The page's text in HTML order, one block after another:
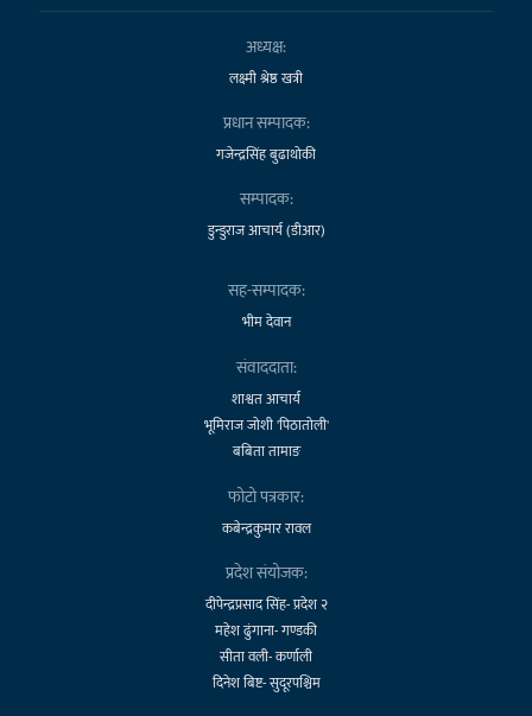
अध्यक्ष:
लक्ष्मी श्रेष्ठ खत्री
प्रधान सम्पादक:
गजेन्द्रसिंह बुढाथोकी
सम्पादक:
डुन्डुराज आचार्य (डीआर)
सह-सम्पादक:
भीम देवान
संवाददाता:
शाश्वत आचार्य
भूमिराज जोशी 'पिठातोली'
बबिता तामाङ
फोटो पत्रकार:
कबेन्द्रकुमार रावल
प्रदेश संयोजक:
दीपेन्द्रप्रसाद सिंह- प्रदेश २
महेश ढुंगाना- गण्डकी
सीता वली- कर्णाली
दिनेश बिष्ट- सुदूरपश्चिम